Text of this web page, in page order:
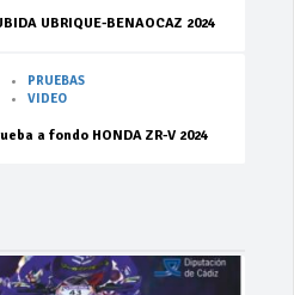
UBRIQUE-BENAOCAZ 2024
PRUEBAS
VIDEO
a fondo HONDA ZR-V 2024